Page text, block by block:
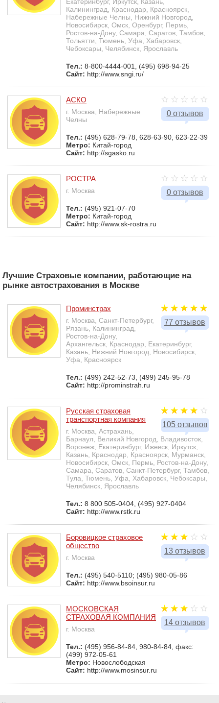
Калининград, Краснодар, Красноярск,
Набережные Челны, Нижний Новгород,
Новосибирск, Омск, Оренбург, Пермь,
Ростов-на-Дону, Самара, Саратов, Тамбов,
Тольятти, Тюмень, Уфа, Хабаровск,
Чебоксары, Челябинск, Ярославль
Тел.: 8-800-4444-001, (495) 698-94-25
Сайт: http://www.sngi.ru/
0 отзывов
АСКО
г. Москва, Набережные
Челны
Тел.: (495) 628-79-78, 628-63-90, 623-22-39
Метро: Китай-город
Сайт: http://sgasko.ru
0 отзывов
РОСТРА
г. Москва
Тел.: (495) 921-07-70
Метро: Китай-город
Сайт: http://www.sk-rostra.ru
Лучшие Страховые компании, работающие на
рынке автострахования в Москве
77 отзывов
Проминстрах
г. Москва, Санкт-Петербург,
Рязань, Калининград,
Ростов-на-Дону,
Архангельск, Краснодар, Екатеринбург,
Казань, Нижний Новгород, Новосибирск,
Уфа, Красноярск
Тел.: (499) 242-52-73, (499) 245-95-78
Сайт: http://prominstrah.ru
105 отзывов
Русская страховая
транспортная компания
г. Москва, Астрахань,
Барнаул, Великий Новгород, Владивосток,
Воронеж, Екатеринбург, Ижевск, Иркутск,
Казань, Краснодар, Красноярск, Мурманск,
Новосибирск, Омск, Пермь, Ростов-на-Дону,
Самара, Саратов, Санкт-Петербург, Тамбов,
Тула, Тюмень, Уфа, Хабаровск, Чебоксары,
Челябинск, Ярославль
Тел.: 8 800 505-0404, (495) 927-0404
Сайт: http://www.rstk.ru
13 отзывов
Боровицкое страховое
общество
г. Москва
Тел.: (495) 540-5110; (495) 980-05-86
Сайт: http://www.bsoinsur.ru
14 отзывов
МОСКОВСКАЯ
СТРАХОВАЯ КОМПАНИЯ
г. Москва
Тел.: (495) 956-84-84, 980-84-84, факс:
(499) 972-05-61
Метро: Новослободская
Сайт: http://www.mosinsur.ru